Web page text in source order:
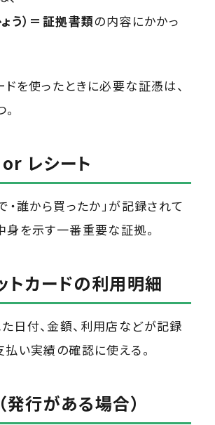
う）＝証拠書類の内容にかかっ
ドを使ったときに必要な証憑は、
レシート
で・誰から買ったか」が記録されて
身を示す一番重要な証拠。
トカードの利用明細
日付、金額、利用店などが記録
払い実績の確認に使える。
発行がある場合）